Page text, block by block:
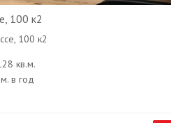
100 к2
100 к2
кв.м.
в год